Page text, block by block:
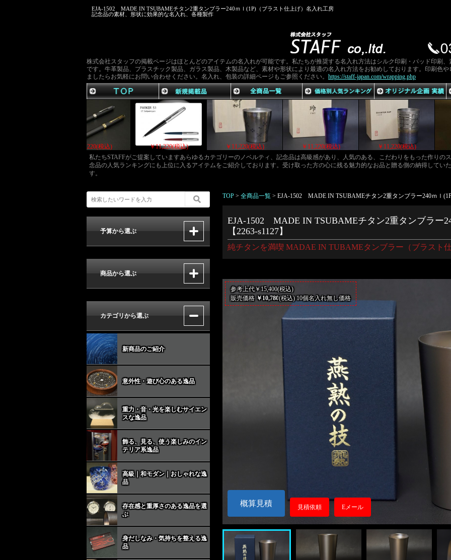
EJA-1502 MADE IN TSUBAMEチタン2重タンブラー240ｍｌ(1P)（ブラスト仕上げ）名入れ工房
記念品の素材、形状に効果的な名入れ、各種製作
株式会社スタッフの掲載ページはほとんどのアイテムの名入れが可能です。私たちが推奨する名入れ方法はシルク印刷・パッド印刷
です。牛革製品、プラスチック製品、ガラス製品、木製品など、素材や形状により最適の名入れ方法をお勧めしております。印刷色
ましたらお気軽にお問い合わせください。名入れ、包装の詳細ページもご参照ください。 https://staff-japan.com/wrapping.php
￥11,220(税込) ￥11,220(税込) ￥11,220(税込) ￥11,220(税込)
私たちSTAFFがご提案していますあらゆるカテゴリーのノベルティ、記念品は高級感があり、人気のある、こだわりをもった作りの
念品の人気ランキングにも上位に入るアイテムをご紹介しております。受け取った方の心に残る魅力的なお品と贈る側の納得してい
す。
TOP > 全商品一覧 > EJA-1502 MADE IN TSUBAMEチタン2重タンブラー240ｍｌ
EJA-1502 MADE IN TSUBAMEチタン2重タンブラー
【2263-s1127】
純チタンを満喫 MADAE IN TUBAMEタンブラー（ブラスト
参考上代￥15,400(税込)
販売価格 ￥10,780(税込) 10個名入れ無し価格
概算見積 見積依頼 Eメール
予算から選ぶ
商品から選ぶ
カテゴリから選ぶ
新商品のご紹介
意外性・遊び心のある逸品
重力・音・光を楽しむサイエン
スな逸品
飾る、見る、使う楽しみのイン
テリア系逸品
高級｜和モダン｜おしゃれな逸
品
存在感と重厚さのある逸品を選
ぶ
身だしなみ・気持ちを整える逸
品